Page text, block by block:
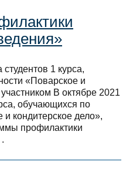
1 курса,
«Поварское и
В октябре 2021
обучающихся по
кондитерское дело»,
профилактики